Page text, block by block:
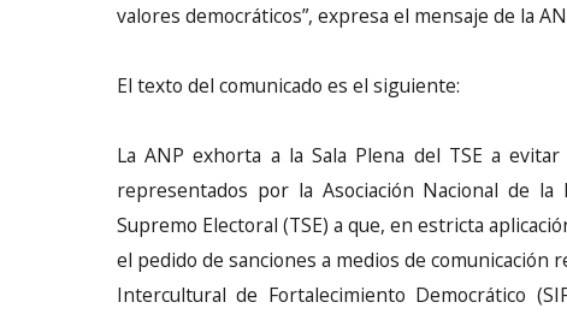
valores democráticos”, expresa el mensaje de la
El texto del comunicado es el siguiente:
La ANP exhorta a la Sala Plena del TSE a
representados por la Asociación Nacional de
Supremo Electoral (TSE) a que, en estricta
el pedido de sanciones a medios de comunicación
Intercultural de Fortalecimiento Democrático